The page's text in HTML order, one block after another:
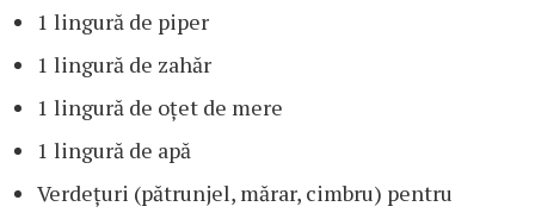
1 lingură de piper
1 lingură de zahăr
1 lingură de oțet de mere
1 lingură de apă
Verdețuri (pătrunjel, mărar, cimbru) pentru